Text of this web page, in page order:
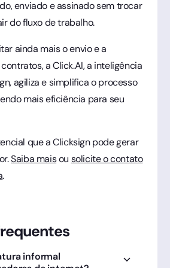
enviado e assinado sem trocar
do fluxo de trabalho.
ainda mais o envio e a
a Click.AI, a inteligência
agiliza e simplifica o processo
mais eficiência para seu
que a Clicksign pode gerar
Saiba maisou solicite o contato
.
informal